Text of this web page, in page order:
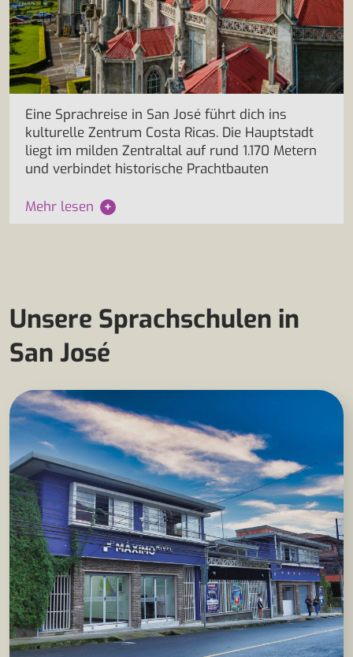
Eine Sprachreise in San José führt dich ins
kulturelle Zentrum Costa Ricas. Die Hauptstadt
liegt im milden Zentraltal auf rund 1.170 Metern
und verbindet historische Prachtbauten
Mehr lesen +
Unsere Sprachschulen in
San José